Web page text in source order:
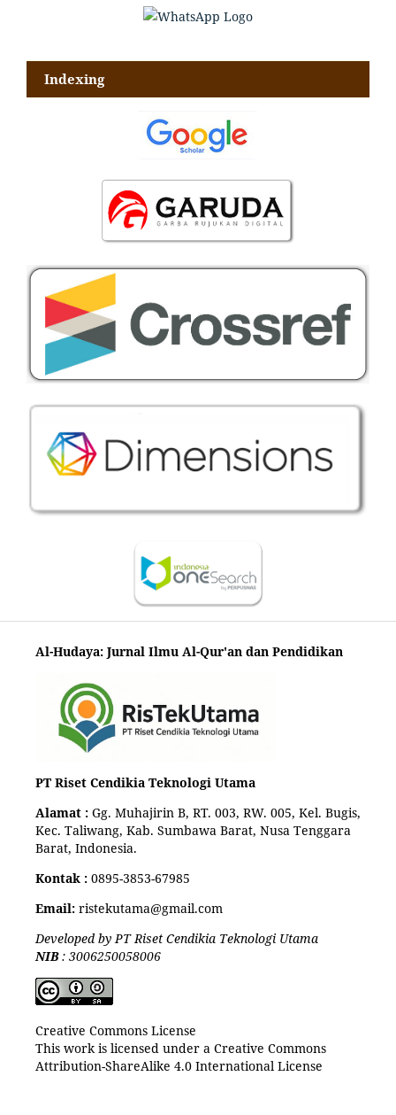
Indexing
Al-Hudaya: Jurnal Ilmu Al-Qur'an dan Pendidikan
PT Riset Cendikia Teknologi Utama
Alamat : Gg. Muhajirin B, RT. 003, RW. 005, Kel. Bugis,
Kec. Taliwang, Kab. Sumbawa Barat, Nusa Tenggara
Barat, Indonesia.
Kontak : 0895-3853-67985
Email:ristekutama@gmail.com
Developed by PT Riset Cendikia Teknologi Utama
NIB: 3006250058006
Creative Commons License
This work is licensed under a Creative Commons
Attribution-ShareAlike 4.0 International License